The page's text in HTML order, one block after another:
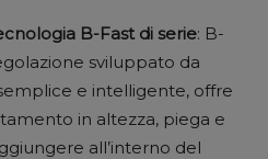
B-Fast di serie: B-
sviluppato da
e intelligente, offre
in altezza, piega e
all’interno del